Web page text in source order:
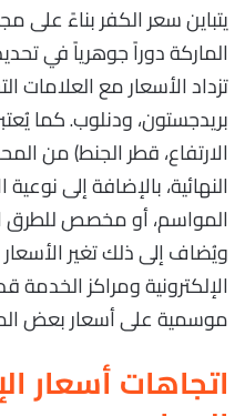
يتباين سعر الكفر بناءً
الماركة دوراً جوهرياً في
تزداد الأسعار مع العلامات
بريدجستون، ودنلوب. كما
الارتفاع، قطر الجنط) من
النهائية، بالإضافة إلى
المواسم، أو مخصص للطرق
ويُضاف إلى ذلك تغير
الإلكترونية ومراكز
موسمية على أسعار بعض
اتجاهات أسعار